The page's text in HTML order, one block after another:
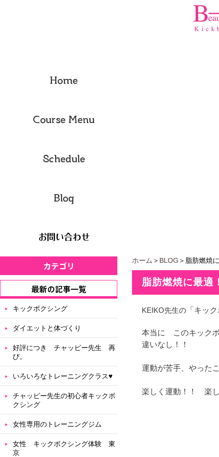
ホーム ＞ BLOG ＞脂肪燃焼
脂肪燃焼に最適
KEIKO先生の 「キッ
本当に このキック
違いなし！！
運動が苦手、やった
楽しく運動！！ 楽
キックボクシング
ダイエットと体づくり
好評につき チャッピー先生 再
び。
いろいろなトレーニングクラス♥
チャッピー先生の初心者キックボ
クシング
女性専用のトレーニングジム
女性 キックボクシング体験 東
京